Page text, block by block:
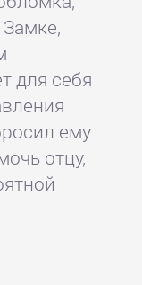
для себя
ему
отцу,